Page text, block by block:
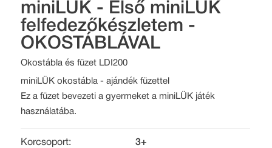
miniLÜK - Első miniLÜK
felfedezőkészletem -
OKOSTÁBLÁVAL
Okostábla és füzet LDI200
miniLÜK okostábla - ajándék füzettel
Ez a füzet bevezeti a gyermeket a miniLÜK játék
használatába.
Korcsoport:
3+